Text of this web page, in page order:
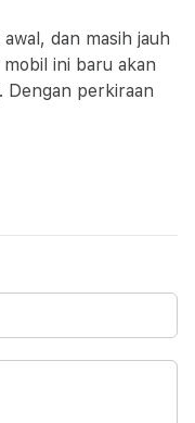
dan masih jauh
ini baru akan
perkiraan